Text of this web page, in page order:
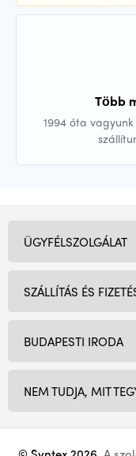
Több
1994 óta
BUDAPESTI IRODA
NEM TUDJA, MIT
ÜGYFÉLSZOLGÁLAT
SZÁLLÍTÁS ÉS